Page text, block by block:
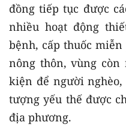
đồng tiếp tục được
nhiều hoạt động
bệnh, cấp thuốc
nông thôn, vùng
kiện để người
tượng yếu thế được
địa phương.